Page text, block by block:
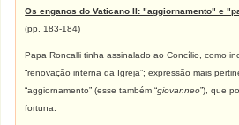
Os enganos do Vaticano II: "aggiornamento" e
(pp. 183-184)
Papa Roncalli tinha assinalado ao Concílio, como
“renovação interna da Igreja”; expressão mais
“aggiornamento” (esse também “giovanneo”), que
fortuna.